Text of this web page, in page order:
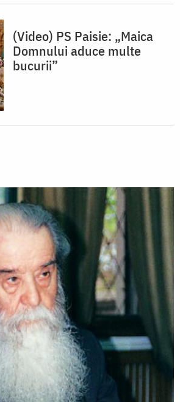
(Video) PS Paisie: „Maica
Domnului aduce multe
bucurii”